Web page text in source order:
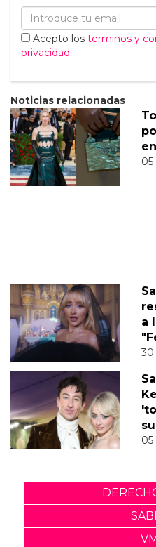
Acepto los terminos y
privacidad.
Noticias relacionadas
05
a
30